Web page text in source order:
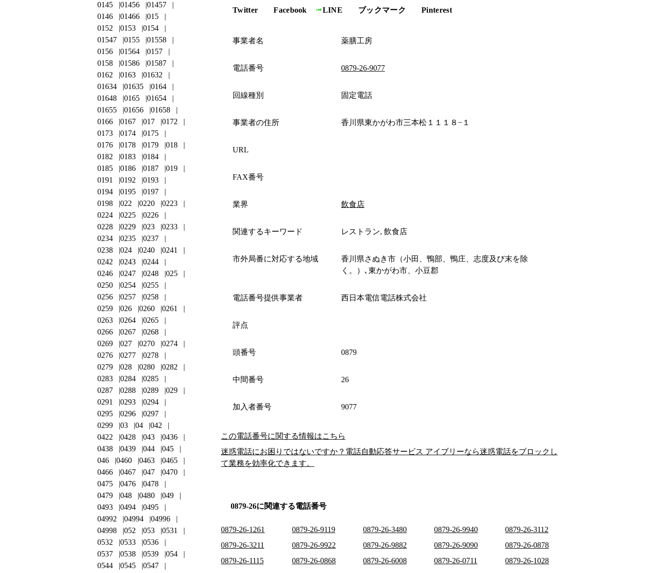
Twitter Facebook LINE ブックマーク Pinterest
事業者名 薬膳工房
電話番号 0879-26-9077
回線種別 固定電話
事業者の住所 香川県東かがわ市三本松１１１８−１
URL
FAX番号
業界 飲食店
関連するキーワード レストラン, 飲食店
市外局番に対応する地域
香川県さぬき市（小田、鴨部、鴨庄、志度及び末を除
く。）､東かがわ市、小豆郡
電話番号提供事業者 西日本電信電話株式会社
評点
頭番号 0879
中間番号 26
加入者番号 9077
この電話番号に関する情報はこちら
迷惑電話にお困りではないですか？電話自動応答サービス アイブリーなら迷惑電話をブロックし
て業務を効率化できます。
0879-26に関連する電話番号
0879-26-1261 0879-26-9119 0879-26-3480 0879-26-9940
0879-26-3112
0879-26-3211
0879-26-9922 0879-26-9882 0879-26-9090
0879-26-0878
0879-26-1115
0879-26-0868 0879-26-6008 0879-26-0711
0879-26-1028
0145
01456
01457
0146
01466
015
0152
0153
0154
01547
0155
01558
0156
01564
0157
0158
01586
01587
0162
0163
01632
01634
01635
0164
01648
0165
01654
01655
01656
01658
0166
0167 017
0172
0173
0174
0175
0176
0178 0179
018
0182
0183
0184
0185
0186 0187
019
0191
0192
0193
0194
0195
0197
0198
022 0220
0223
0224
0225
0226
0228
0229 023
0233
0234
0235
0237
0238
024 0240
0241
0242
0243
0244
0246
0247 0248
025
0250
0254
0255
0256
0257
0258
0259
026 0260
0261
0263
0264
0265
0266
0267
0268
0269
027 0270
0274
0276
0277
0278
0279
028 0280
0282
0283
0284
0285
0287
0288 0289
029
0291
0293
0294
0295
0296
0297
0299
03 04
042
0422
0428 043
0436
0438
0439 044
045
046
0460 0463
0465
0466
0467 047
0470
0475
0476
0478
0479
048 0480
049
0493
0494
0495
04992
04994
04996
04998
052 053
0531
0532
0533
0536
0537
0538 0539
054
0544
0545
0547